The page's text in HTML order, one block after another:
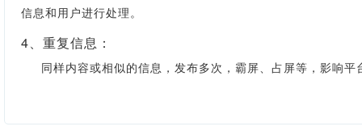
信息和用户进行处理。
4、重复信息：
同样内容或相似的信息，发布多次，霸屏、占屏等，影响平